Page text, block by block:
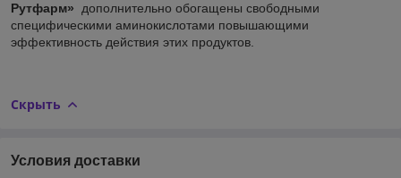
Рутфарм»
дополнительно обогащены свободными
специфическими аминокислотами повышающими
эффективность действия этих продуктов.
Скрыть
Условия доставки